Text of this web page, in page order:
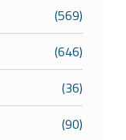
(569)
(646)
(36)
(90)